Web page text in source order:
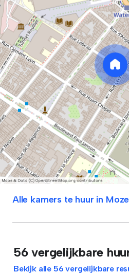
Alle kamers te huur in
56 vergelijkbare
Bekijk alle 56 vergelijkbare